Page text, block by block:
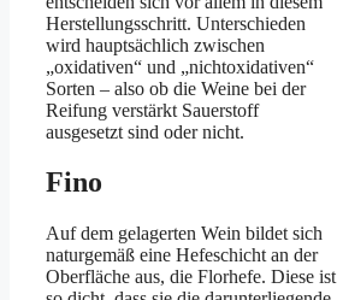
Herstellungsschritt. Unterschieden
wird hauptsächlich zwischen
„oxidativen“ und „nichtoxidativen“
Sorten – also ob die Weine bei der
Reifung verstärkt Sauerstoff
ausgesetzt sind oder nicht.
Fino
Auf dem gelagerten Wein bildet sich
naturgemäß eine Hefeschicht an der
Oberfläche aus, die Florhefe. Diese ist